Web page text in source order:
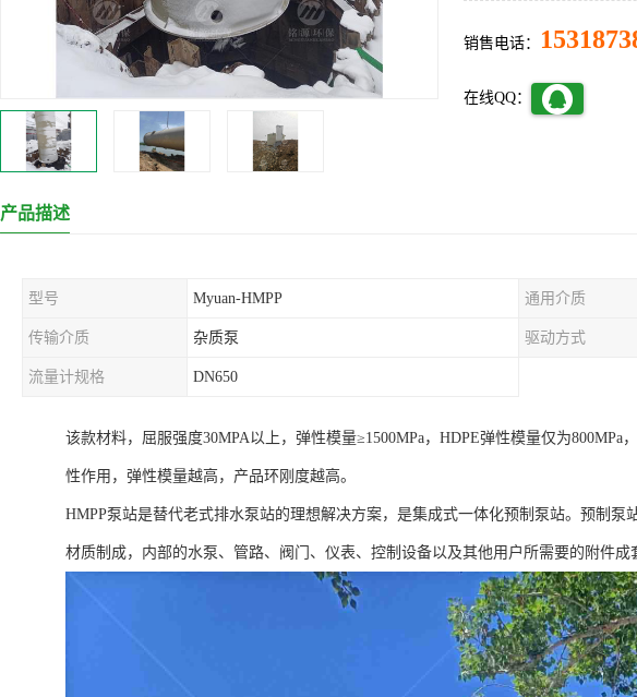
销售电话：
在线QQ：
产品描述
型号 Myuan-HMPP 通用介质
传输介质 杂质泵 驱动方式
流量计规格 DN650
该款材料，屈服强度30MPA以上，弹性模量≥1500MPa，HDPE弹性模量仅为
性作用，弹性模量越高，产品环刚度越高。
HMPP泵站是替代老式排水泵站的理想解决方案，是集成式一体化预制泵站。预制
材质制成，内部的水泵、管路、阀门、仪表、控制设备以及其他用户所需要的附件